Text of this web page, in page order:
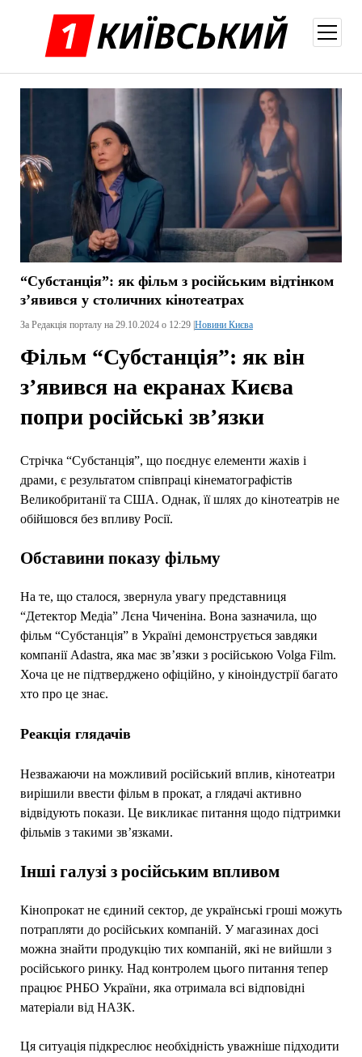
меню
“Субстанція”: як фільм з російським відтінком
з’явився у столичних кінотеатрах
За Редакція порталу на 29.10.2024 о 12:29 |Новини Києва
Фільм “Субстанція”: як він
з’явився на екранах Києва
попри російські зв’язки
Стрічка “Субстанція”, що поєднує елементи жахів і
драми, є результатом співпраці кінематографістів
Великобританії та США. Однак, її шлях до кінотеатрів не
обійшовся без впливу Росії.
Обставини показу фільму
На те, що сталося, звернула увагу представниця
“Детектор Медіа” Лєна Чиченіна. Вона зазначила, що
фільм “Субстанція” в Україні демонструється завдяки
компанії Adastra, яка має зв’язки з російською Volga Film.
Хоча це не підтверджено офіційно, у кіноіндустрії багато
хто про це знає.
Реакція глядачів
Незважаючи на можливий російський вплив, кінотеатри
вирішили ввести фільм в прокат, а глядачі активно
відвідують покази. Це викликає питання щодо підтримки
фільмів з такими зв’язками.
Інші галузі з російським впливом
Кінопрокат не єдиний сектор, де українські гроші можуть
потрапляти до російських компаній. У магазинах досі
можна знайти продукцію тих компаній, які не вийшли з
російського ринку. Над контролем цього питання тепер
працює РНБО України, яка отримала всі відповідні
матеріали від НАЗК.
Ця ситуація підкреслює необхідність уважніше підходити